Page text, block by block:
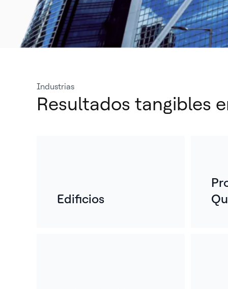
Industrias
Resultados tangibles
Edificios